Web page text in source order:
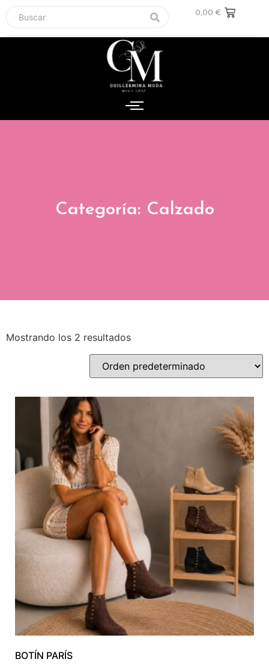
0,00 €
Categoría: Calzado
Mostrando los 2 resultados
BOTÍN PARÍS